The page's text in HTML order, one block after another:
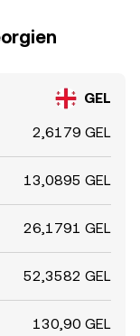
GEL
2,6179 GEL
13,0895 GEL
26,1791 GEL
52,3582 GEL
130,90 GEL